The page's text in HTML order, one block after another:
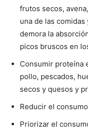
frutos secos,
una de las
demora la
picos bruscos en
Consumir proteína
pollo, pescados,
secos y quesos y
Reducir el
Priorizar el